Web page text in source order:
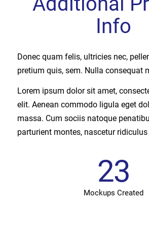
Info
Donec quam felis, ultricies nec,
pretium quis, sem. Nulla consequat
Lorem ipsum dolor sit amet,
elit. Aenean commodo ligula eget
massa. Cum sociis natoque
parturient montes, nascetur
23
Mockups Created